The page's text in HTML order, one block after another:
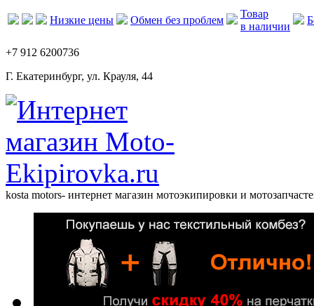
Низкие цены Обмен без проблем
Товар
в наличии
+7 912 6200736
Г. Екатеринбург, ул. Крауля, 44
kosta motors- интернет магазин мотоэкипировки и